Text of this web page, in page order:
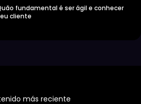
fundamental é ser ágil e conhecer
cliente
más reciente